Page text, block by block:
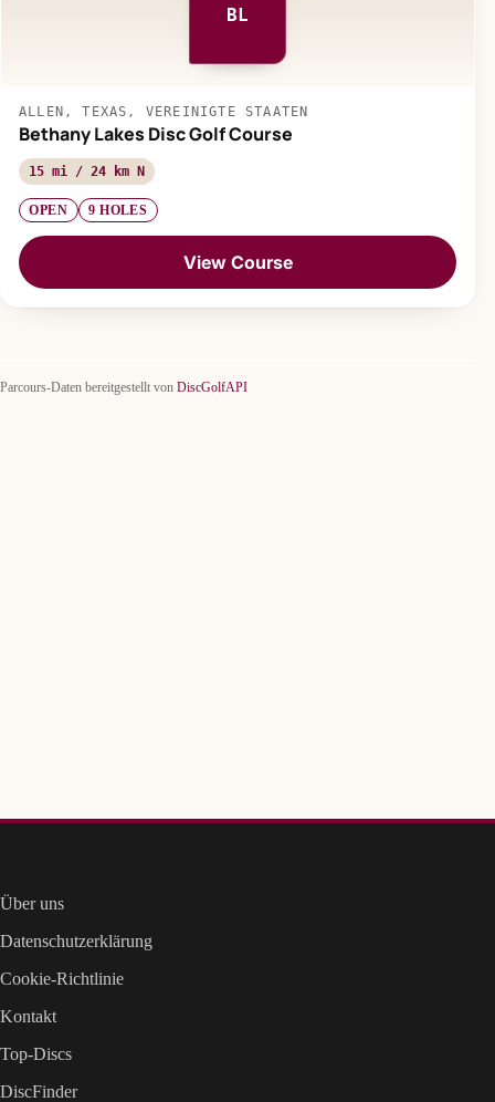
BL
ALLEN, TEXAS, VEREINIGTE STAATEN
Bethany Lakes Disc Golf Course
15 mi / 24 km N
OPEN 9 HOLES
View Course
Parcours-Daten bereitgestellt von DiscGolfAPI
Über uns
Datenschutzerklärung
Cookie-Richtlinie
Kontakt
Top-Discs
DiscFinder